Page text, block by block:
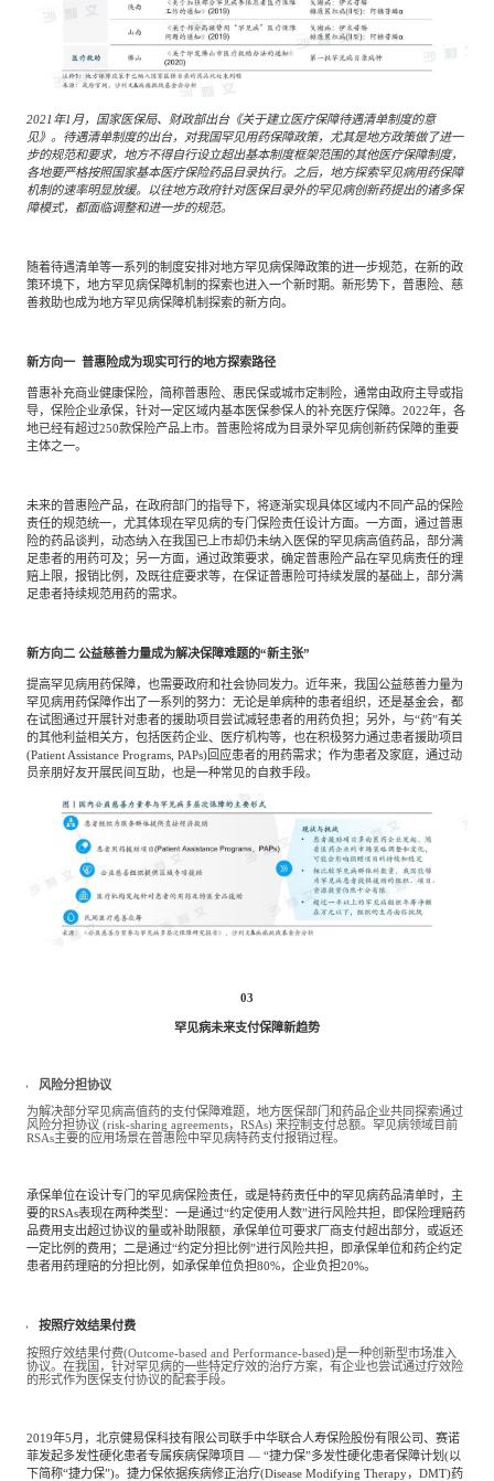
2021年1月，国家医保局、财政部出台《关于建立医疗保障待遇清单制度的意
见》。待遇清单制度的出台，对我国罕见用药保障政策，尤其是地方政策做了进一
步的规范和要求，地方不得自行设立超出基本制度框架范围的其他医疗保障制度，
各地要严格按照国家基本医疗保险药品目录执行。之后，地方探索罕见病用药保障
机制的速率明显放缓。以往地方政府针对医保目录外的罕见病创新药提出的诸多保
障模式，都面临调整和进一步的规范。
随着待遇清单等一系列的制度安排对地方罕见病保障政策的进一步规范，在新的政
策环境下，地方罕见病保障机制的探索也进入一个新时期。新形势下，普惠险、慈
善救助也成为地方罕见病保障机制探索的新方向。
新方向一 普惠险成为现实可行的地方探索路径
普惠补充商业健康保险，简称普惠险、惠民保或城市定制险，通常由政府主导或指
导，保险企业承保，针对一定区域内基本医保参保人的补充医疗保障。2022年，各
地已经有超过250款保险产品上市。普惠险将成为目录外罕见病创新药保障的重要
主体之一。
未来的普惠险产品，在政府部门的指导下，将逐渐实现具体区域内不同产品的保险
责任的规范统一，尤其体现在罕见病的专门保险责任设计方面。一方面，通过普惠
险的药品谈判，动态纳入在我国已上市却仍未纳入医保的罕见病高值药品，部分满
足患者的用药可及；另一方面，通过政策要求，确定普惠险产品在罕见病责任的理
赔上限，报销比例，及既往症要求等，在保证普惠险可持续发展的基础上，部分满
足患者持续规范用药的需求。
新方向二 公益慈善力量成为解决保障难题的“新主张”
提高罕见病用药保障，也需要政府和社会协同发力。近年来，我国公益慈善力量为
罕见病用药保障作出了一系列的努力：无论是单病种的患者组织，还是基金会，都
在试图通过开展针对患者的援助项目尝试减轻患者的用药负担；另外，与“药”有关
的其他利益相关方，包括医药企业、医疗机构等，也在积极努力通过患者援助项目
(Patient Assistance Programs, PAPs)回应患者的用药需求；作为患者及家庭，通过动
员亲朋好友开展民间互助，也是一种常见的自救手段。
03
罕见病未来支付保障新趋势
风险分担协议
为解决部分罕见病高值药的支付保障难题，地方医保部门和药品企业共同探索通过
风险分担协议 (risk-sharing agreements，RSAs) 来控制支付总额。罕见病领域目前
RSAs主要的应用场景在普惠险中罕见病特药支付报销过程。
承保单位在设计专门的罕见病保险责任，或是特药责任中的罕见病药品清单时，主
要的RSAs表现在两种类型：一是通过“约定使用人数”进行风险共担，即保险理赔药
品费用支出超过协议的量或补助限额，承保单位可要求厂商支付超出部分，或返还
一定比例的费用；二是通过“约定分担比例”进行风险共担，即承保单位和药企约定
患者用药理赔的分担比例，如承保单位负担80%，企业负担20%。
按照疗效结果付费
按照疗效结果付费(Outcome-based and Performance-based)是一种创新型市场准入
协议。在我国，针对罕见病的一些特定疗效的治疗方案，有企业也尝试通过疗效险
的形式作为医保支付协议的配套手段。
2019年5月，北京健易保科技有限公司联手中华联合人寿保险股份有限公司、赛诺
菲发起多发性硬化患者专属疾病保障项目 — “捷力保”多发性硬化患者保障计划(以
下简称“捷力保”)。捷力保依据疾病修正治疗(Disease Modifying Therapy，DMT)药